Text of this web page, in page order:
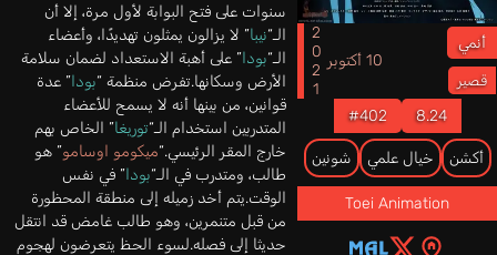
أنمي
قصير
10 أكتوبر 2021
8.24
#402
أكشن خيال علمي شونين
Toei Animation
سنوات على فتح البوابة لأول مرة، إلا أن
الـ“نيبا” لا يزالون يمثلون تهديدًا، وأعضاء
الـ“بودا” على أهبة الاستعداد لضمان سلامة
الأرض وسكانها.تفرض منظمة “بودا” عدة
قوانين، من بينها أنه لا يسمح للأعضاء
المتدربين استخدام الـ“توريغا” الخاص بهم
خارج المقر الرئيسي.“ميكومو اوسامو” هو
طالب، ومتدرب في الـ“بودا” في نفس
الوقت.يتم أخد زميله إلى منطقة المحظورة
من قبل متنمرين، وهو طالب غامض قد انتقل
حديثا إلى فصله.لسوء الحظ يتعرضون لهجوم